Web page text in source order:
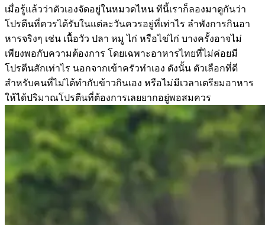
เมื่อรู้แล้วว่าตัวเองจัดอยู่ในหมวดไหน ทีนี้เราก็ลองมาดูกันว่า
โปรตีนที่ควรได้รับในแต่ละวันควรอยู่ที่เท่าไร ลำพังการกินอา
หารจริงๆ เช่น เนื้อวัว ปลา หมู ไก่ หรือไข่ไก่ บางครั้งอาจไม่
เพียงพอกับความต้องการ โดยเฉพาะอาหารไทยที่ไม่ค่อยมี
โปรตีนสักเท่าไร นอกจากเข้าครัวทำเอง ดังนั้น ตัวเลือกที่ดี
สำหรับคนที่ไม่ได้ทำกับข้าวกินเอง หรือไม่มีเวลาเตรียมอาหาร
ให้ได้ปริมาณโปรตีนที่ต้องการเลยยากอยู่พอสมควร